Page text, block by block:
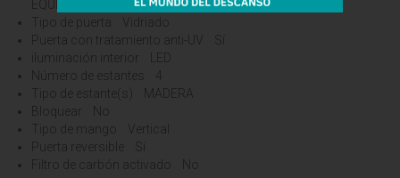
Tipo de puerta Vidriado
Puerta con tratamiento anti-UV Sí
iluminación interior LED
Número de estantes 4
Tipo de estante(s) MADERA
Bloquear No
Tipo de mango Vertical
Puerta reversible Sí
Filtro de carbón activado No